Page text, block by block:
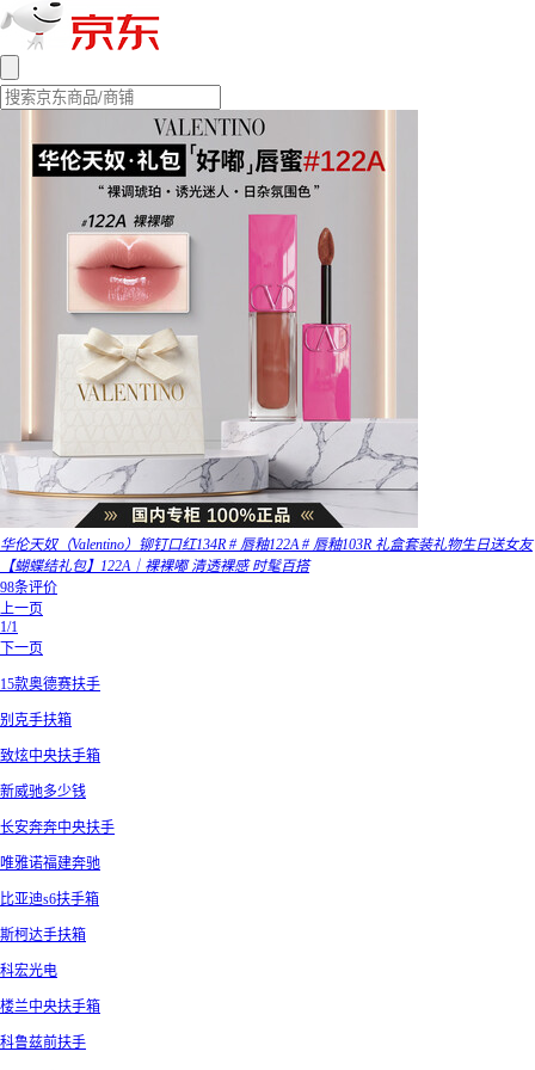
华伦天奴（Valentino）铆钉口红134R # 唇釉122A # 唇釉103R 礼盒套装礼物生日送女友
【蝴蝶结礼包】122A｜裸裸嘟 清透裸感 时髦百搭
98条评价
上一页
1/1
下一页
15款奥德赛扶手
别克手扶箱
致炫中央扶手箱
新威驰多少钱
长安奔奔中央扶手
唯雅诺福建奔驰
比亚迪s6扶手箱
斯柯达手扶箱
科宏光电
楼兰中央扶手箱
科鲁兹前扶手